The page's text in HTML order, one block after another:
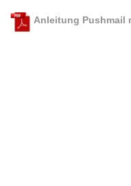
Anleitung Pushmail